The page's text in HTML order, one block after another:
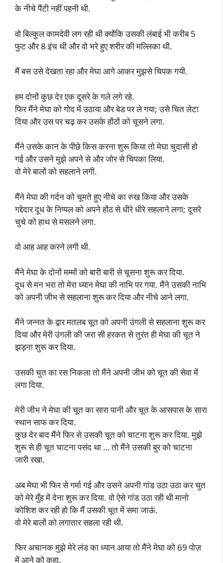
के नीचे पैंटी नहीं पहनी थी.
वो बिल्कुल कामदेवी लग रही थी क्योंकि उसकी लंबाई भी करीब 5
फुट और 8 इंच थी और वो भरे हुए शरीर की मल्लिका थी.
मैं बस उसे देखता रहा और मेघा आगे आकर मुझसे चिपक गयी.
हम दोनों कुछ देर एक दूसरे के गले लगे रहे.
फिर मैंने मेघा को गोद में उठाया और बेड पर ले गया; उसे चित लेटा
दिया और उस पर चढ़ कर उसके होंठों को चूसने लगा.
मैंने उसके कान के पीछे किस करना शुरू किया तो मेघा चुदासी हो
गई और उसने मुझे अपने से और जोर से चिपका लिया.
वो मेरे बालों को सहलाने लगी.
मैंने मेघा की गर्दन को चूमते हुए नीचे का रुख किया और उसके
गद्देदार दूध के निप्पल को अपने होंठ से धीरे धीरे सहलाने लगा; दूसरे
चुचे को हाथ से मसलने लगा.
वो आह आह करने लगी थी.
मैंने मेघा के दोनों मम्मों को बारी बारी से चूसना शुरू कर दिया.
दूध से मन भरा तो मेरा ध्यान मेघा की नाभि पर गया. मैंने उसकी नाभि
को अपनी जीभ से सहलाना शुरू कर दिया और नीचे आने लगा.
मैंने जन्नत के द्वार मतलब चूत को अपनी उंगली से सहलाना शुरू कर
दिया और मेरी उंगली की जरा सी हरकत से तुरंत ही मेघा की चूत ने
झड़ना शुरू कर दिया.
उसकी चुत का रस निकला तो मैंने अपनी जीभ को चूत की सेवा में
लगा दिया.
मेरी जीभ ने मेघा की चूत का सारा पानी और चूत के आसपास के सारा
स्थान साफ कर दिया.
कुछ देर बाद मैंने फिर से उसकी चूत को चाटना शुरू कर दिया. मुझे
शुरू से ही चूत चाटना पसंद था … तो मैंने उसकी बुर को चाटना
जारी रखा.
अब मेघा भी फिर से गर्मा गई और उसने अपनी गांड उठा उठा कर चुत
को मेरे मुँह में देना शुरू कर दिया. वो ऐसे गांड उठा रही थी मानो
कोशिश कर रही हो कि मैं उसकी चूत में समा जाऊं.
वो मेरे बालों को लगातार सहला रही थी.
फिर अचानक मुझे मेरे लंड का ध्यान आया तो मैंने मेघा को 69 पोज़
में आने को कहा.